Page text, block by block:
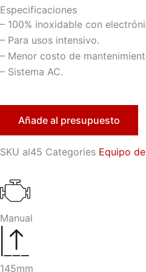
Especificaciones
– 100% inoxidable con
– Para usos intensivo.
– Menor costo de
– Sistema AC.
Añade al presupuesto
SKU al45 Categories Equipo
Manual
145mm